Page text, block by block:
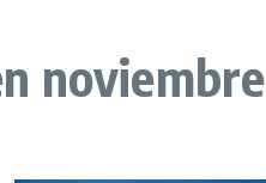
noviembre